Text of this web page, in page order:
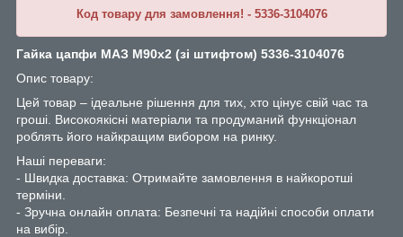
Код товару для замовлення! - 5336-3104076
Гайка цапфи МАЗ М90х2 (зі штифтом) 5336-3104076
Опис товару:
Цей товар – ідеальне рішення для тих, хто цінує свій час та
гроші. Високоякісні матеріали та продуманий функціонал
роблять його найкращим вибором на ринку.
Наші переваги:
- Швидка доставка: Отримайте замовлення в найкоротші
терміни.
- Зручна онлайн оплата: Безпечні та надійні способи оплати
на вибір.